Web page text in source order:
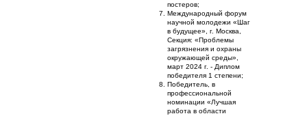
постеров;
Международный форум
научной молодежи «Шаг
в будущее», г. Москва,
Секция: «Проблемы
загрязнения и охраны
окружающей среды»,
март 2024 г. - Диплом
победителя 1 степени;
Победитель, в
профессиональной
номинации «Лучшая
работа в области